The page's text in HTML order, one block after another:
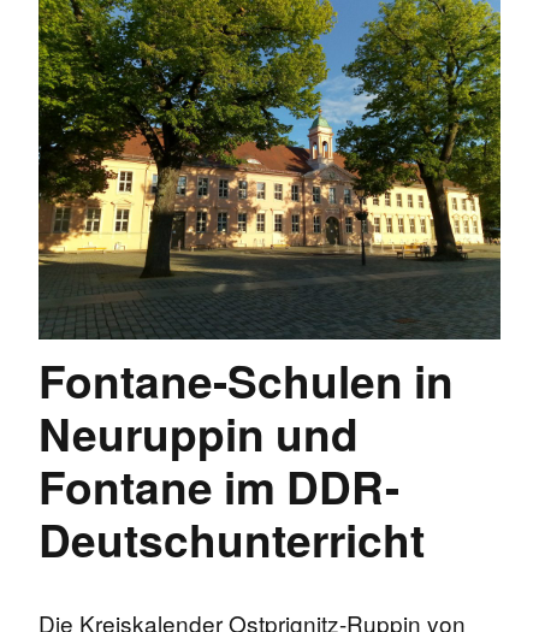
Fontane-Schulen in
Neuruppin und
Fontane im DDR-
Deutschunterricht
Die Kreiskalender Ostprignitz-Ruppin von